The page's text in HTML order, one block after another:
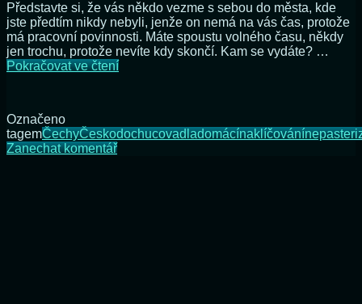
Představte si, že vás někdo vezme s sebou do města, kde
jste předtím nikdy nebyli, jenže on nemá na vás čas, protože
má pracovní povinnosti. Máte spoustu volného času, někdy
jen trochu, protože nevíte kdy skončí. Kam se vydáte? …
Pokračovat ve čteníMoje
Označeno
tagemČechyČeskodochucovadladomácínaklíčování
Zanechat komentářna